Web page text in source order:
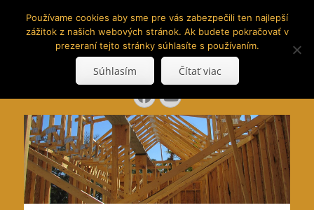
www.hranoly.sk
…kus prírody priamo k Vám
Search
Facebook
YouTube
Používame cookies aby sme pre vás zabezpečili ten najlepší
zážitok z našich webových stránok. Ak budete pokračovať v
prezeraní tejto stránky súhlasíte s používaním.
Súhlasím Čítať viac